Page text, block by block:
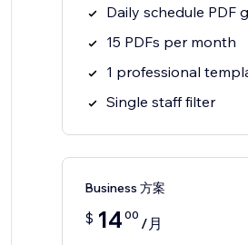
Daily schedule PDF
15 PDFs per month
1 professional
Single staff filter
Business 方案
$ 14 00 /月